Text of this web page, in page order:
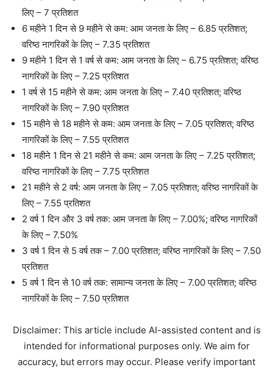
लिए – 7 प्रतिशत
6 महीने 1 दिन से 9 महीने से कम: आम जनता के लिए – 6.85 प्रतिशत;
वरिष्ठ नागरिकों के लिए – 7.35 प्रतिशत
9 महीने 1 दिन से 1 वर्ष से कम: आम जनता के लिए – 6.75 प्रतिशत; वरिष्ठ
नागरिकों के लिए – 7.25 प्रतिशत
1 वर्ष से 15 महीने से कम: आम जनता के लिए – 7.40 प्रतिशत; वरिष्ठ
नागरिकों के लिए – 7.90 प्रतिशत
15 महीने से 18 महीने से कम: आम जनता के लिए – 7.05 प्रतिशत; वरिष्ठ
नागरिकों के लिए – 7.55 प्रतिशत
18 महीने 1 दिन से 21 महीने से कम: आम जनता के लिए – 7.25 प्रतिशत;
वरिष्ठ नागरिकों के लिए – 7.75 प्रतिशत
21 महीने से 2 वर्ष: आम जनता के लिए – 7.05 प्रतिशत; वरिष्ठ नागरिकों के
लिए – 7.55 प्रतिशत
2 वर्ष 1 दिन और 3 वर्ष तक: आम जनता के लिए – 7.00%; वरिष्ठ नागरिकों
के लिए – 7.50%
3 वर्ष 1 दिन से 5 वर्ष तक – 7.00 प्रतिशत; वरिष्ठ नागरिकों के लिए – 7.50
प्रतिशत
5 वर्ष 1 दिन से 10 वर्ष तक: सामान्य जनता के लिए – 7.00 प्रतिशत; वरिष्ठ
नागरिकों के लिए – 7.50 प्रतिशत
Disclaimer: This article include AI-assisted content and is
intended for informational purposes only. We aim for
accuracy, but errors may occur. Please verify important